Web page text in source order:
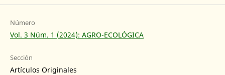
Número
Vol. 3 Núm. 1 (2024): AGRO-ECOLÓGICA
Sección
Artículos Originales